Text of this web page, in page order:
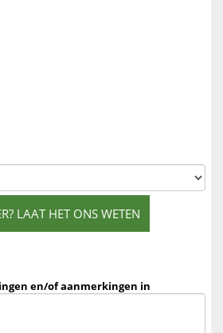
LAAT HET ONS WETEN
en/of aanmerkingen in